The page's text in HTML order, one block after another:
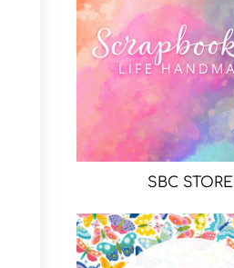
SBC STORE